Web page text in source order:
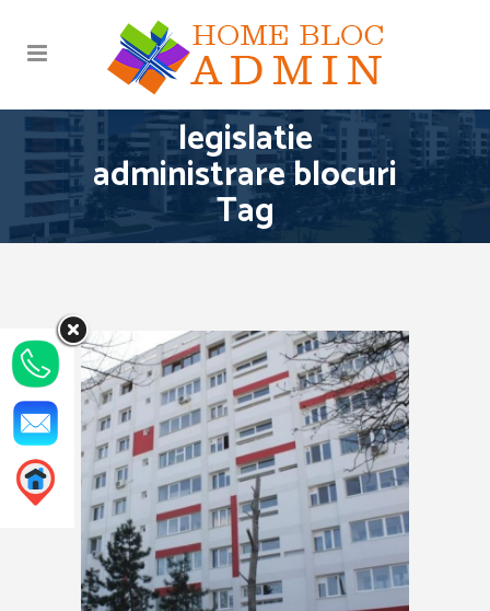
legislatie
administrare blocuri
Tag